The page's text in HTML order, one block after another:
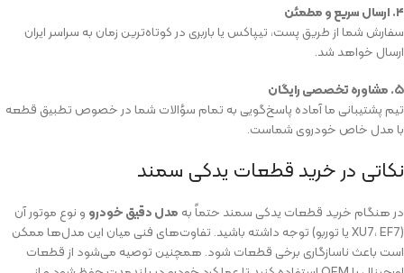
۴. ارسال سریع و مطمئن
سفارش شما از طریق پست، تیپاکس یا باربری در کوتاه‌ترین زمان به سراسر ایران
ارسال خواهد شد.
۵. مشاوره تخصصی رایگان
تیم پشتیبانی ما آماده پاسخ‌گویی به تمام سؤالات شما در خصوص تطبیق قطعه
با مدل خاص خودروی شماست.
نکاتی در خرید قطعات یدکی سمند
در هنگام خرید قطعات یدکی سمند حتماً به مدل دقیق خودرو و نوع موتور آن
(XU7، EF7 یا توربو) توجه داشته باشید. تفاوت‌های فنی میان این مدل‌ها ممکن
است باعث ناسازگاری برخی قطعات شود. همچنین توصیه می‌شود از قطعات